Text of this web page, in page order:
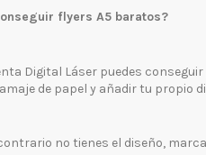
flyers A5 baratos?
Digital Láser puedes
de papel y añadir tu propio
no tienes el diseño,